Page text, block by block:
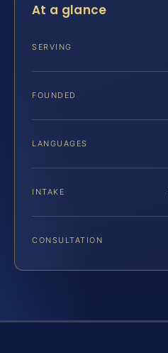
At a glance
SERVING
FOUNDED
LANGUAGES
INTAKE
CONSULTATION